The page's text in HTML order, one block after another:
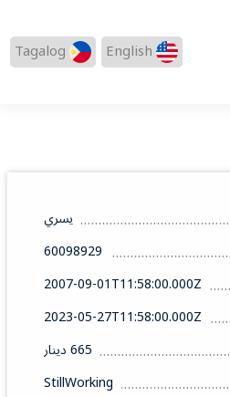
English
Tagalog
يسري
60098929
2007-09-01T11:58:00.000Z
2023-05-27T11:58:00.000Z
665 دينار
StillWorking